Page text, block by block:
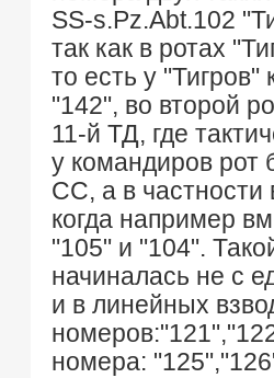
SS-s.Pz.Abt.102
так как в ротах
то есть у
"142", во второй
11-й ТД, где
у командиров рот
СС, а в частности
когда например
"105" и "104".
начиналась не с
и в линейных
номера: